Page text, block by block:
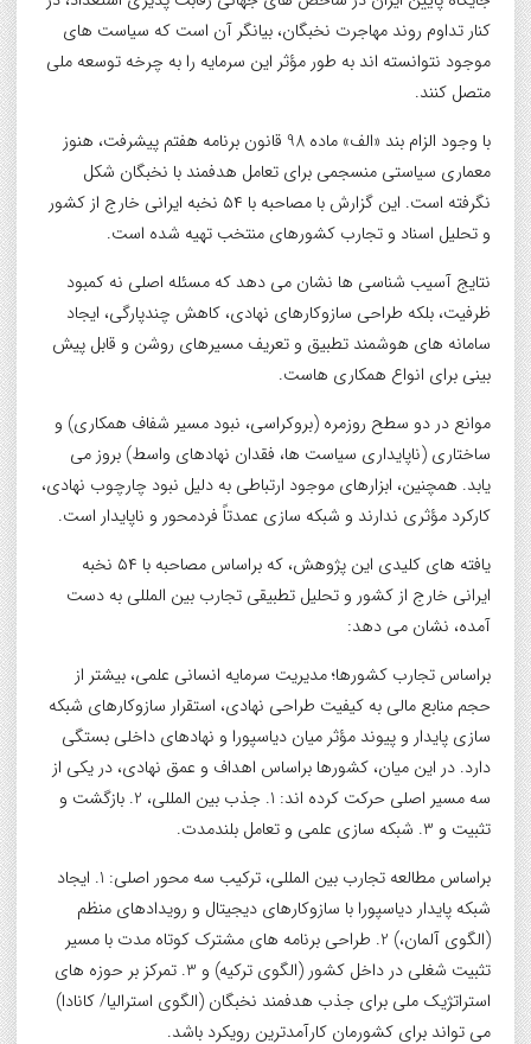
کنار تداوم روند مهاجرت نخبگان، بیانگر آن است که سیاست های
موجود نتوانسته اند به طور مؤثر این سرمایه را به چرخه توسعه ملی
متصل کنند.
با وجود الزام بند «الف» ماده 98 قانون برنامه هفتم پیشرفت، هنوز
معماری سیاستی منسجمی برای تعامل هدفمند با نخبگان شکل
نگرفته است. این گزارش با مصاحبه با ۵۴ نخبه ایرانی خارج از کشور
و تحلیل اسناد و تجارب کشورهای منتخب تهیه شده است.
نتایج آسیب شناسی ها نشان می دهد که مسئله اصلی نه کمبود
ظرفیت، بلکه طراحی سازوکارهای نهادی، کاهش چندپارگی، ایجاد
سامانه های هوشمند تطبیق و تعریف مسیرهای روشن و قابل پیش
بینی برای انواع همکاری هاست.
موانع در دو سطح روزمره (بروکراسی، نبود مسیر شفاف همکاری) و
ساختاری (ناپایداری سیاست ها، فقدان نهادهای واسط) بروز می
یابد. همچنین، ابزارهای موجود ارتباطی به دلیل نبود چارچوب نهادی،
کارکرد مؤثری ندارند و شبکه سازی عمدتاً فردمحور و ناپایدار است.
یافته های کلیدی این پژوهش، که براساس مصاحبه با ۵۴ نخبه
ایرانی خارج از کشور و تحلیل تطبیقی تجارب بین المللی به دست
آمده، نشان می دهد:
براساس تجارب کشورها؛ مدیریت سرمایه انسانی علمی، بیشتر از
حجم منابع مالی به کیفیت طراحی نهادی، استقرار سازوکارهای شبکه
سازی پایدار و پیوند مؤثر میان دیاسپورا و نهادهای داخلی بستگی
دارد. در این میان، کشورها براساس اهداف و عمق نهادی، در یکی از
سه مسیر اصلی حرکت کرده اند: 1. جذب بین المللی، 2. بازگشت و
تثبیت و 3. شبکه سازی علمی و تعامل بلندمدت.
براساس مطالعه تجارب بین المللی، ترکیب سه محور اصلی: 1. ایجاد
شبکه پایدار دیاسپورا با سازوکارهای دیجیتال و رویدادهای منظم
(الگوی آلمان،) 2. طراحی برنامه های مشترک کوتاه مدت با مسیر
تثبیت شغلی در داخل کشور (الگوی ترکیه) و 3. تمرکز بر حوزه های
استراتژیک ملی برای جذب هدفمند نخبگان (الگوی استرالیا/ کانادا)
می تواند برای کشورمان کارآمدترین رویکرد باشد.